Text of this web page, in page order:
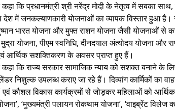
कि प्रधानमंत्री श्री नरेंद्र मोदी के नेतृत्व में सबका
में जनकल्याणकारी योजनाओं का व्यापक विस्तार हुआ है।
भारत योजना और मुफ्त राशन योजना जैसी योजनाओं से
योजना, पीएम स्वनिधि, दीनदयाल अंत्योदय योजना और
आर्थिक सशक्तिकरण के अवसर प्राप्त हुए हैं।
कि राज्य सरकार सामाजिक न्याय को सशक्त बनाने के लिए
निशुल्क उपलब्ध कराए जा रहे हैं। दिव्यांग कार्मिकों का
एवं कौशल विकास कार्यक्रमों से जोड़कर महिलाओं को
‘मुख्यमंत्री पलायन रोकथाम योजना’, ‘वाइब्रेंट